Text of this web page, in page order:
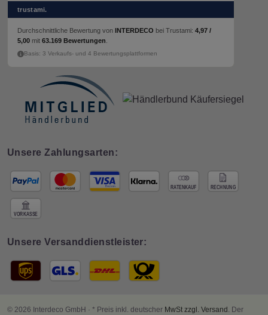
trustami.
Durchschnittliche Bewertung von INTERDECO bei Trustami: 4,97 /
5,00 mit 63.169 Bewertungen
Basis: 3 Verkaufs- und 4 Bewertungsplattformen
Unsere Zahlungsarten:
Unsere Versanddienstleister:
© 2026 Interdeco GmbH · * Preis inkl. deutscher MwSt zzgl. Versand . Der